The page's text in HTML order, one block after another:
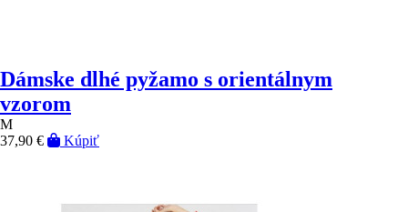
Dámske dlhé pyžamo s orientálnym
vzorom
M
37,90 €
Kúpiť